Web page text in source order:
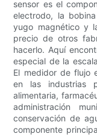
sensor es el
electrodo, la
yugo magnético y
precio de otros
hacerlo. Aquí
especial de la
El medidor de flujo
en las industrias
alimentaria,
administración
conservación de
componente